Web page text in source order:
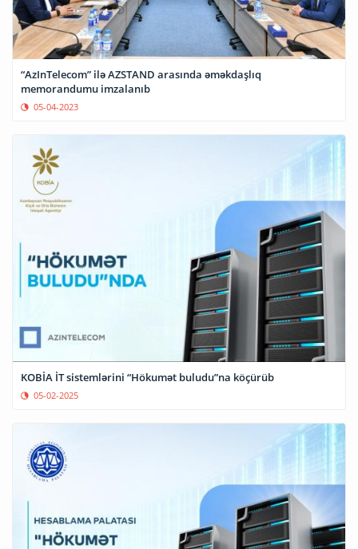
“AzInTelecom” ilə AZSTAND arasında əməkdaşlıq
memorandumu imzalanıb
05-04-2023
KOBİA İT sistemlərini “Hökumət buludu”na köçürüb
05-02-2025